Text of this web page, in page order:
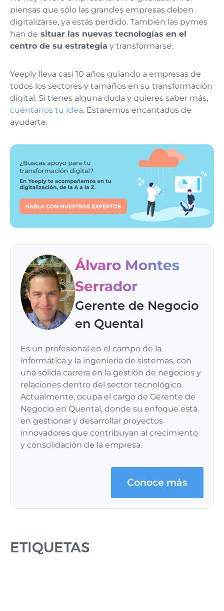
piensas que sólo las grandes empresas deben
digitalizarse, ya estás perdido. También las pymes
han de situar las nuevas tecnologías en el
centro de su estrategia y transformarse.
Yeeply lleva casi 10 años guiando a empresas de
todos los sectores y tamaños en su transformación
digital. Si tienes alguna duda y quieres saber más,
cuéntanos tu idea. Estaremos encantados de
ayudarte.
Álvaro Montes
Serrador
Gerente de Negocio
en Quental
Es un profesional en el campo de la
informática y la ingeniería de sistemas, con
una sólida carrera en la gestión de negocios y
relaciones dentro del sector tecnológico.
Actualmente, ocupa el cargo de Gerente de
Negocio en Quental, donde su enfoque está
en gestionar y desarrollar proyectos
innovadores que contribuyan al crecimiento
y consolidación de la empresa.
Conoce más
ETIQUETAS